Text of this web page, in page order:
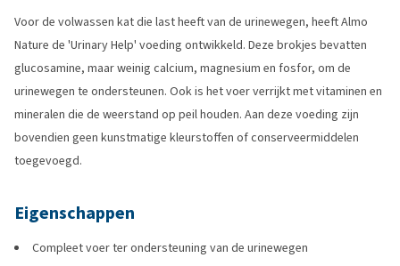
Voor de volwassen kat die last heeft van de urinewegen, heeft Almo
Nature de 'Urinary Help' voeding ontwikkeld. Deze brokjes bevatten
glucosamine, maar weinig calcium, magnesium en fosfor, om de
urinewegen te ondersteunen. Ook is het voer verrijkt met vitaminen en
mineralen die de weerstand op peil houden. Aan deze voeding zijn
bovendien geen kunstmatige kleurstoffen of conserveermiddelen
toegevoegd.
Eigenschappen
Compleet voer ter ondersteuning van de urinewegen